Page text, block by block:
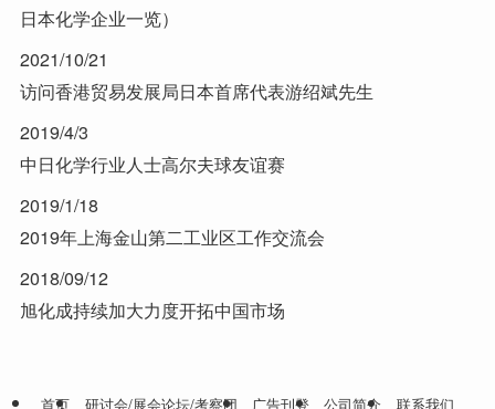
日本化学企业一览）
2021/10/21
访问香港贸易发展局日本首席代表游绍斌先生
2019/4/3
中日化学行业人士高尔夫球友谊赛
2019/1/18
2019年上海金山第二工业区工作交流会
2018/09/12
旭化成持续加大力度开拓中国市场
首页 研讨会/展会论坛/考察团 广告刊登 公司简介 联系我们